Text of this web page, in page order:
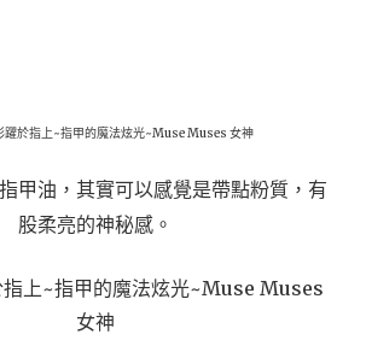
甲油，其實可以感覺是帶點粉質，有
股柔亮的神秘感。